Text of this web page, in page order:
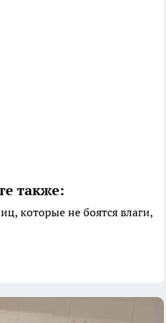
также:
которые не боятся влаги,